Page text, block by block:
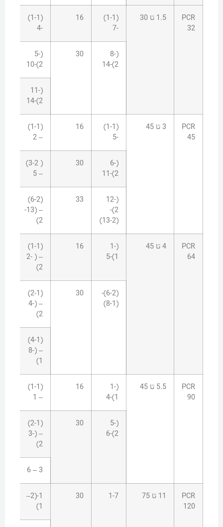
PCR
32
1.5 تا 30
(1-1)
-7
16
(1-1)
-4
(8-
2)-14
30
(5-
2)-10
(11-
2)-14
PCR
45
3 تا 45
(1-1)
-5
16
(1-1)
– 2
(6-
2)-11
30
( 3-2)
– 5
(12-
2)-
(13-2)
33
(6-2)
– (13-
2)
PCR
64
4 تا 45
(1-
1)-5
16
(1-1)
– ( 2-
2)
(6-2)-
(8-1)
30
(2-1)
– (4-
2)
(4-1)
– (8-
1)
PCR
90
5.5 تا 45
(1-
1)-4
16
(1-1)
– 1
(5-
2)-6
30
(2-1)
– (3-
2)
3 – 6
PCR
120
11 تا 75 1-7
30
1-(2–
1)